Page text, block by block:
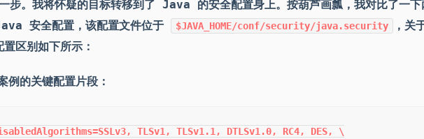
步。我将怀疑的目标转移到了 Java 的安全配置身上。按葫芦画瓢，我对比了一下
安全配置，该配置文件位于
$JAVA_HOME/conf/security/java.security
，关
区别如下所示：
例的关键配置片段：
TLSv1, TLSv1.1, DTLSv1.0, RC4, DES, \